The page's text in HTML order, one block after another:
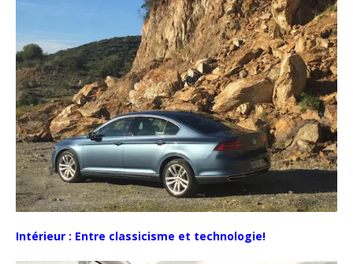
Intérieur : Entre classicisme et technologie!